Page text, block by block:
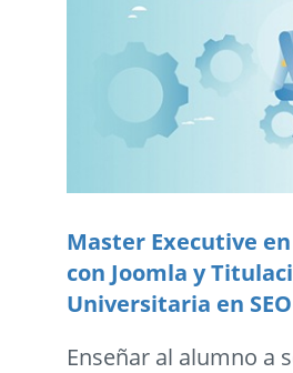
Master Executive
con Joomla y
Universitaria en SEO
Enseñar al alumno a